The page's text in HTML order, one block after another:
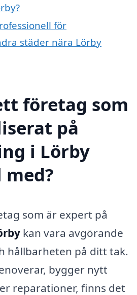
för
städer nära Lörby
företag som
på
i Lörby
som är expert på
kan vara avgörande
hållbarheten på ditt tak.
bygger nytt
reparationer, finns det